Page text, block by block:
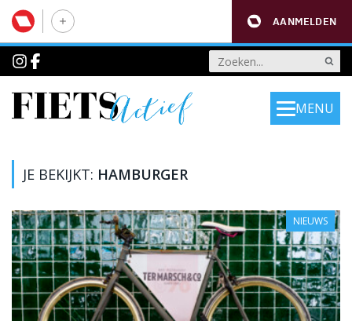
AANMELDEN
MENU
JE BEKIJKT: HAMBURGER
NIEUWS